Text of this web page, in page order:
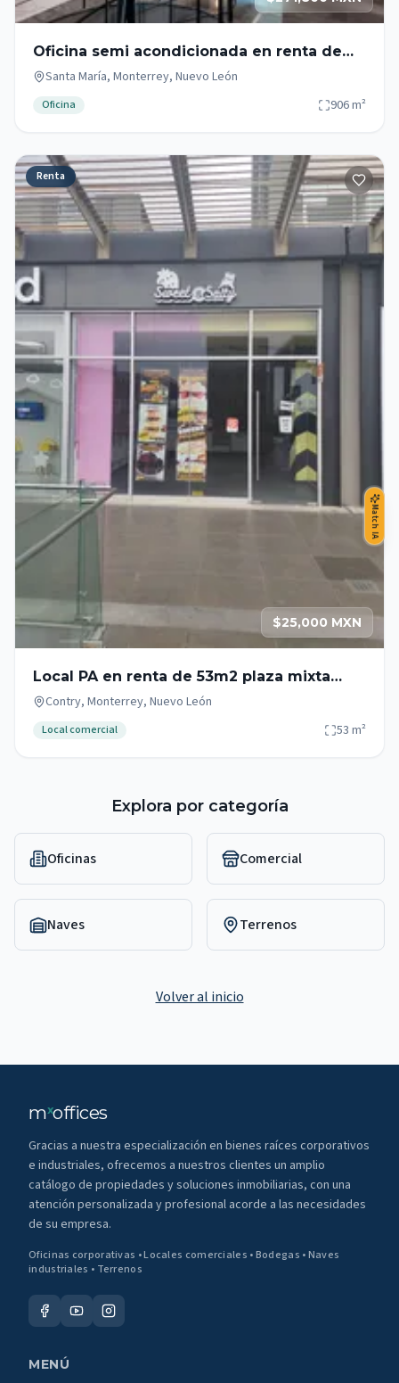
Match IA
Oficina semi acondicionada en renta de
906m2 zona Santa María
Santa María, Monterrey, Nuevo León
Oficina 906m²
Renta
$25,000 MXN
Local PA en renta de 53m2 plaza mixta
zona Garza Sada - Contry - Tec
Contry, Monterrey, Nuevo León
Local comercial 53 m²
Explora por categoría
Oficinas Comercial
Naves Terrenos
Volver al inicio
mxoffices
Gracias a nuestra especialización en bienes raíces corporativos
e industriales, ofrecemos a nuestros clientes un amplio
catálogo de propiedades y soluciones inmobiliarias, con una
atención personalizada y profesional acorde a las necesidades
de su empresa.
Oficinas corporativas • Locales comerciales • Bodegas • Naves
industriales • Terrenos
MENÚ